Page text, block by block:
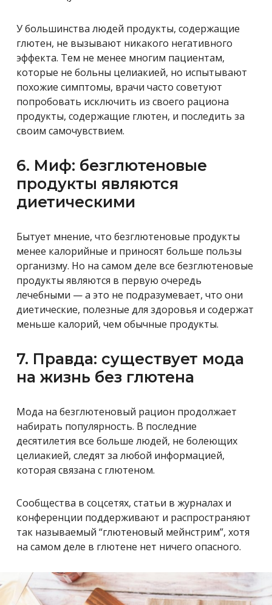
У большинства людей продукты, содержащие
глютен, не вызывают никакого негативного
эффекта. Тем не менее многим пациентам,
которые не больны целиакией, но испытывают
похожие симптомы, врачи часто советуют
попробовать исключить из своего рациона
продукты, содержащие глютен, и последить за
своим самочувствием.
6. Миф: безглютеновые
продукты являются
диетическими
Бытует мнение, что безглютеновые продукты
менее калорийные и приносят больше пользы
организму. Но на самом деле все безглютеновые
продукты являются в первую очередь
лечебными — а это не подразумевает, что они
диетические, полезные для здоровья и содержат
меньше калорий, чем обычные продукты.
7. Правда: существует мода
на жизнь без глютена
Мода на безглютеновый рацион продолжает
набирать популярность. В последние
десятилетия все больше людей, не болеющих
целиакией, следят за любой информацией,
которая связана с глютеном.
Сообщества в соцсетях, статьи в журналах и
конференции поддерживают и распространяют
так называемый “глютеновый мейнстрим”, хотя
на самом деле в глютене нет ничего опасного.